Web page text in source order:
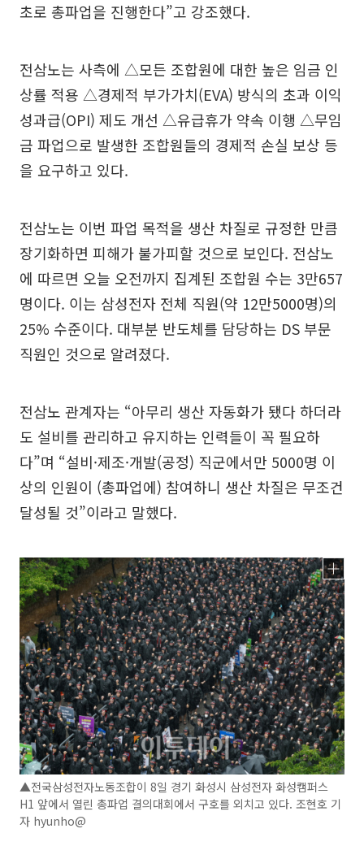
초로 총파업을 진행한다”고 강조했다.
전삼노는 사측에 △모든 조합원에 대한 높은 임금 인
상률 적용 △경제적 부가가치(EVA) 방식의 초과 이익
성과급(OPI) 제도 개선 △유급휴가 약속 이행 △무임
금 파업으로 발생한 조합원들의 경제적 손실 보상 등
을 요구하고 있다.
전삼노는 이번 파업 목적을 생산 차질로 규정한 만큼
장기화하면 피해가 불가피할 것으로 보인다. 전삼노
에 따르면 오늘 오전까지 집계된 조합원 수는 3만657
명이다. 이는 삼성전자 전체 직원(약 12만5000명)의
25% 수준이다. 대부분 반도체를 담당하는 DS 부문
직원인 것으로 알려졌다.
전삼노 관계자는 “아무리 생산 자동화가 됐다 하더라
도 설비를 관리하고 유지하는 인력들이 꼭 필요하
다”며 “설비·제조·개발(공정) 직군에서만 5000명 이
상의 인원이 (총파업에) 참여하니 생산 차질은 무조건
달성될 것”이라고 말했다.
▲전국삼성전자노동조합이 8일 경기 화성시 삼성전자 화성캠퍼스
H1 앞에서 열린 총파업 결의대회에서 구호를 외치고 있다. 조현호 기
자 hyunho@